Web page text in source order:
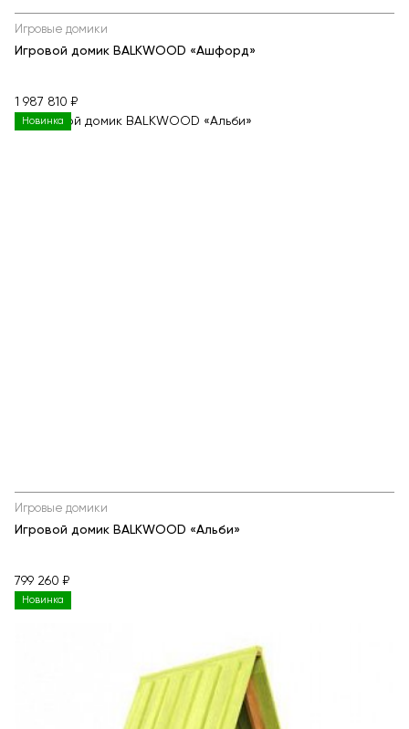
Игровые домики
Игровой домик BALKWOOD «Ашфорд»
1 987 810 ₽
Новинка
Игровые домики
Игровой домик BALKWOOD «Альби»
799 260 ₽
Новинка